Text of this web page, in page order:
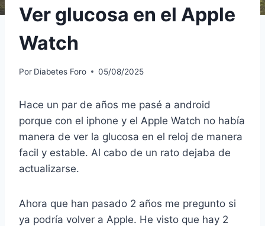
Ver glucosa en el Apple
Watch
Por Diabetes Foro 05/08/2025
Hace un par de años me pasé a android
porque con el iphone y el Apple Watch no había
manera de ver la glucosa en el reloj de manera
facil y estable. Al cabo de un rato dejaba de
actualizarse.
Ahora que han pasado 2 años me pregunto si
ya podría volver a Apple. He visto que hay 2